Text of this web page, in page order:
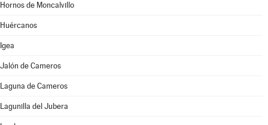
Hornos de Moncalvillo
Huércanos
Igea
Jalón de Cameros
Laguna de Cameros
Lagunilla del Jubera